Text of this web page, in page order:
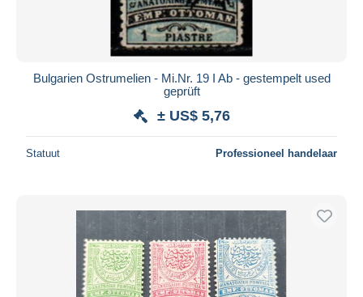
Bulgarien Ostrumelien - Mi.Nr. 19 I Ab - gestempelt used
geprüft
± US$ 5,76
Statuut Professioneel handelaar